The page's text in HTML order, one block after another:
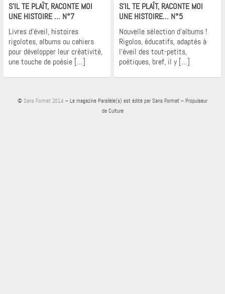
S’IL TE PLAÎT, RACONTE MOI
UNE HISTOIRE … N°7
Livres d’éveil, histoires
rigolotes, albums ou cahiers
pour développer leur créativité,
une touche de poésie […]
S’IL TE PLAÎT, RACONTE MOI
UNE HISTOIRE… N°5
Nouvelle sélection d’albums !
Rigolos, éducatifs, adaptés à
l’éveil des tout-petits,
poétiques, bref, il y […]
© Sans Format 2014 – Le magazine Parallèle(s) est édité par Sans Format – Propulseur
de Culture